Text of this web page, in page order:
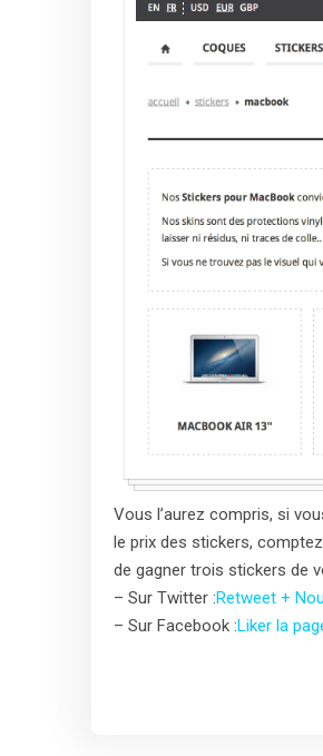
Vous l’aurez compris, si
le prix des stickers,
de gagner trois stickers de
– Sur Twitter :Retweet +
– Sur Facebook :Liker la